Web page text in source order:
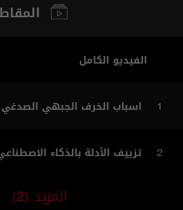
الفيديو الكامل
1 اسباب الخرف الجبهي الصدغي
2 تزييف الأدلة بالذكاء
المزيد (2)